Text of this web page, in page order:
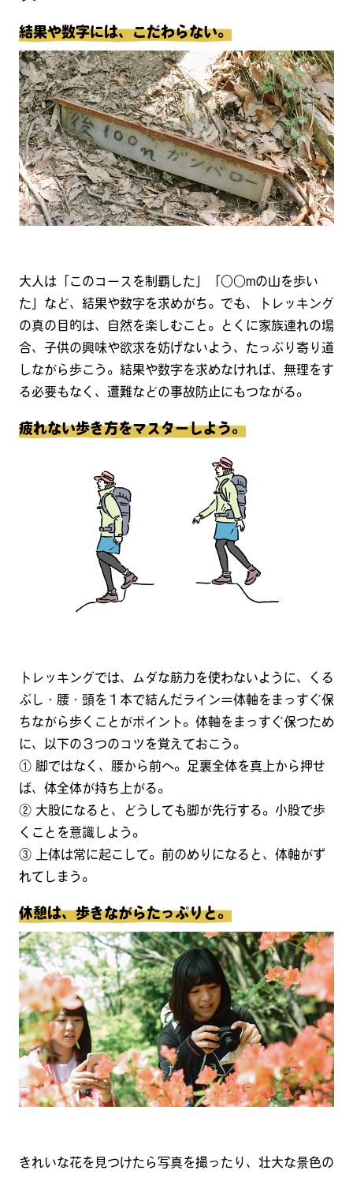
結果や数字には、こだわらない。
大人は「このコースを制覇した」「○○mの山を歩い
た」など、結果や数字を求めがち。でも、トレッキング
の真の目的は、自然を楽しむこと。とくに家族連れの場
合、子供の興味や欲求を妨げないよう、たっぷり寄り道
しながら歩こう。結果や数字を求めなければ、無理をす
る必要もなく、遭難などの事故防止にもつながる。
疲れない歩き方をマスターしよう。
トレッキングでは、ムダな筋力を使わないように、くる
ぶし・腰・頭を１本で結んだライン＝体軸をまっすぐ保
ちながら歩くことがポイント。体軸をまっすぐ保つため
に、以下の３つのコツを覚えておこう。
① 脚ではなく、腰から前へ。足裏全体を真上から押せ
ば、体全体が持ち上がる。
② 大股になると、どうしても脚が先行する。小股で歩
くことを意識しよう。
③ 上体は常に起こして。前のめりになると、体軸がず
れてしまう。
休憩は、歩きながらたっぷりと。
きれいな花を見つけたら写真を撮ったり、壮大な景色の